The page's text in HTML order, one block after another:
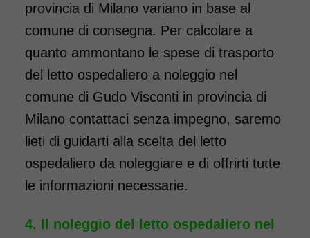
provincia di Milano variano in base al
comune di consegna. Per calcolare a
quanto ammontano le spese di trasporto
del letto ospedaliero a noleggio nel
comune di Gudo Visconti in provincia di
Milano contattaci senza impegno, saremo
lieti di guidarti alla scelta del letto
ospedaliero da noleggiare e di offrirti tutte
le informazioni necessarie.
Il noleggio del letto ospedaliero nel